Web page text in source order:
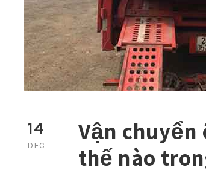
14
DEC
Vận
thế nào